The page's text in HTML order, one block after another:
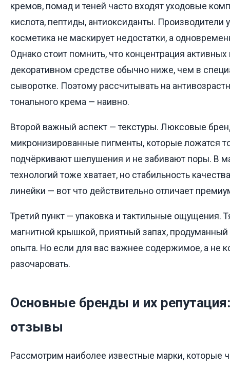
кремов, помад и теней часто входят уходовые
кислота, пептиды, антиоксиданты. Производители
косметика не маскирует недостатки, а
Однако стоит помнить, что концентрация
декоративном средстве обычно ниже, чем в
сыворотке. Поэтому рассчитывать на
тонального крема — наивно.
Второй важный аспект — текстуры. Люксовые
микронизированные пигменты, которые ложатся
подчёркивают шелушения и не забивают поры. В
технологий тоже хватает, но стабильность
линейки — вот что действительно отличает
Третий пункт — упаковка и тактильные ощущения.
магнитной крышкой, приятный запах, продуманный
опыта. Но если для вас важнее содержимое, а не
разочаровать.
Основные бренды и их
отзывы
Рассмотрим наиболее известные марки, которые